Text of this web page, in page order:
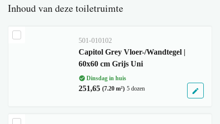
Inhoud van deze toiletruimte
501-010102
Capitol Grey Vloer-/Wandtegel |
60x60 cm Grijs Uni
Dinsdag in huis
251,65 (7.20 m²) 5 dozen